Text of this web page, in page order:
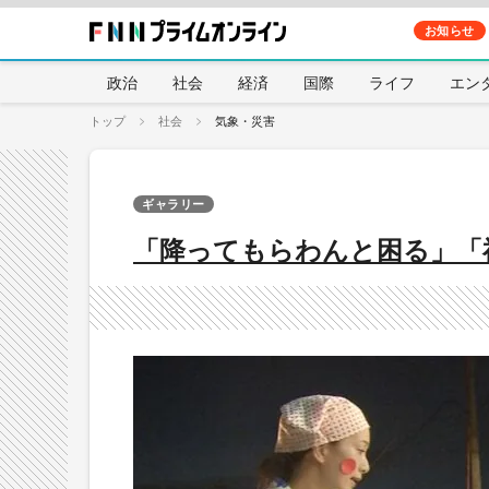
お知らせ
政治 社会 経済 国際 ライフ エン
トップ 社会 気象・災害
「降ってもらわんと困る」
ギャラリー